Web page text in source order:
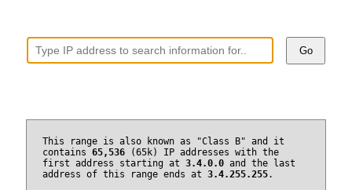
Go
This range is also known as "Class B" and it
contains 65,536(65k) IP addresses with the
first address starting at 3.4.0.0and the last
address of this range ends at 3.4.255.255.